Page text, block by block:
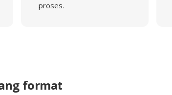
proses.
format